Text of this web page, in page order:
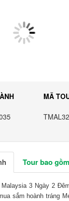
MÃ
Tour bao gồm
Malaysia 3 Ngày 2
sắm hoành tráng